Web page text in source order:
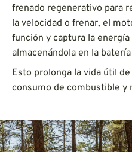
frenado regenerativo para
la velocidad o frenar, el
función y captura la
almacenándola en la
Esto prolonga la vida útil
consumo de combustible y